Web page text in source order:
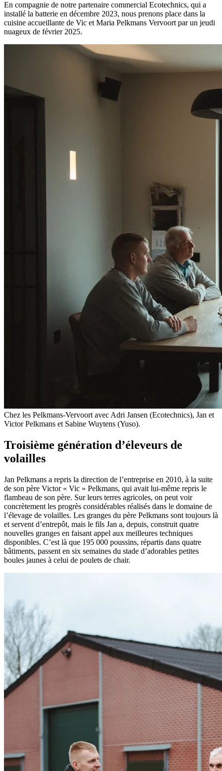
En compagnie de notre partenaire commercial Ecotechnics, qui a
installé la batterie en décembre 2023, nous prenons place dans la
cuisine accueillante de Vic et Maria Pelkmans Vervoort par un jeudi
nuageux de février 2025.
Chez les Pelkmans-Vervoort avec Adri Jansen (Ecotechnics), Jan et
Victor Pelkmans et Sabine Wuytens (Yuso).
Troisième génération d’éleveurs de
volailles
Jan Pelkmans a repris la direction de l’entreprise en 2010, à la suite
de son père Victor « Vic » Pelkmans, qui avait lui-même repris le
flambeau de son père. Sur leurs terres agricoles, on peut voir
concrètement les progrès considérables réalisés dans le domaine de
l’élevage de volailles. Les granges du père Pelkmans sont toujours là
et servent d’entrepôt, mais le fils Jan a, depuis, construit quatre
nouvelles granges en faisant appel aux meilleures techniques
disponibles. C’est là que 195 000 poussins, répartis dans quatre
bâtiments, passent en six semaines du stade d’adorables petites
boules jaunes à celui de poulets de chair.